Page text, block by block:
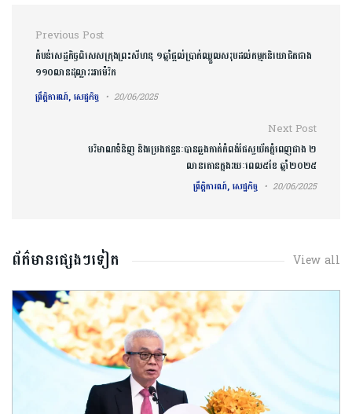
Post navigation
Previous Post
តំបន់​សេដ្ឋកិច្ច​ពិសេសក្រុងព្រះសីហនុ ១ឆ្នាំ​ផ្ដល់ប្រាក់​ឈ្នួលសរុប​ដល់​កម្មកនិយោជិត​ជាង​
១១០លានដុល្លារ​អាម៉េរិក​
ព្រឹត្តិការណ៍, សេដ្ឋកិច្ច 20/06/2025
Next Post
បរិមាណទំនិញ និងប្រេងឥន្ធនៈបានឆ្លងកាត់កំពង់ផែស្វយ័តភ្នំពេញជាង ២
លានតោនក្នងរយៈពេល៥ខែ ឆ្នាំ២០២៥
ព្រឹត្តិការណ៍, សេដ្ឋកិច្ច 20/06/2025
ព័ត៌មានផ្សេងៗទៀត View all